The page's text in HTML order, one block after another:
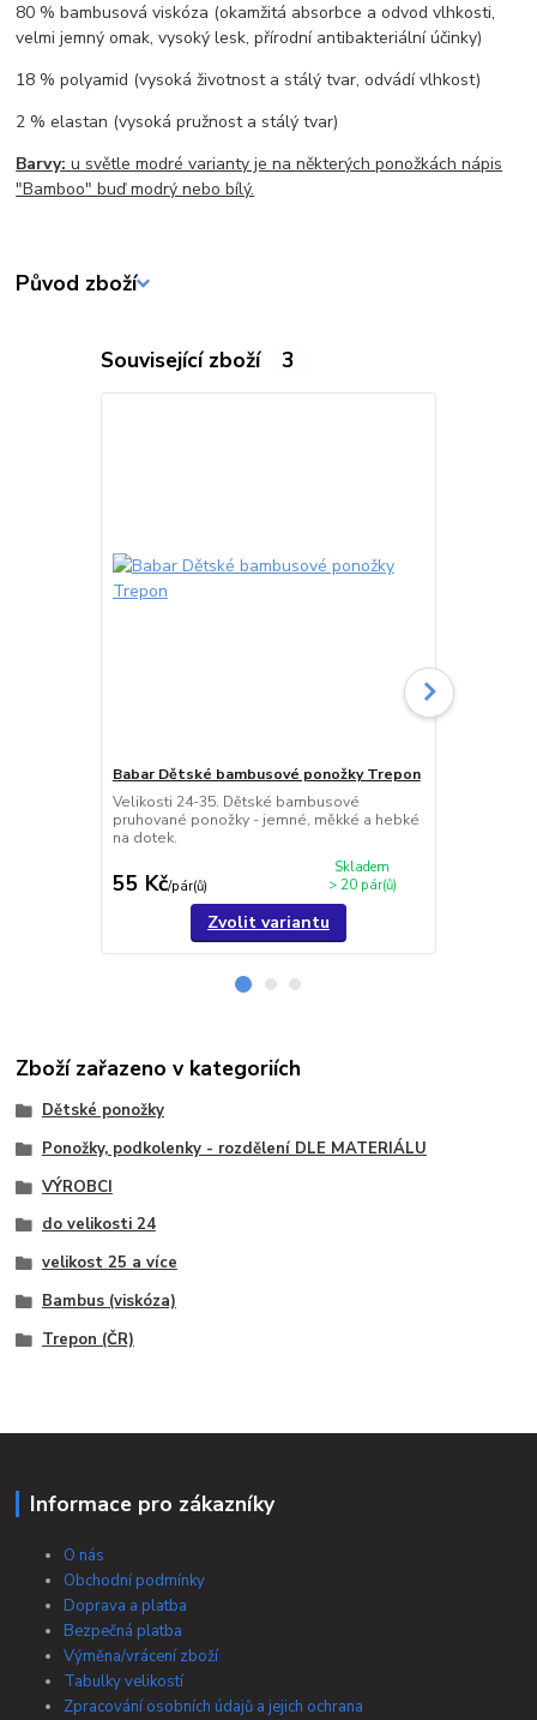
80 % bambusová viskóza (okamžitá absorbce a odvod vlhkosti,
velmi jemný omak, vysoký lesk, přírodní antibakteriální účinky)
18 % polyamid (vysoká životnost a stálý tvar, odvádí vlhkost)
2 % elastan (vysoká pružnost a stálý tvar)
Barvy:u světle modré varianty je na některých ponožkách nápis
"Bamboo" buď modrý nebo bílý.
Původ zboží
Související zboží 3
Babar Dětské bambusové ponožky Trepon
Velikosti 24-35. Dětské bambusové
pruhované ponožky - jemné, měkké a hebké
na dotek.
55 Kč/pár(ů)
Skladem
> 20 pár(ů)
Zvolit variantu
Zboží zařazeno v kategoriích
Dětské ponožky
Ponožky, podkolenky - rozdělení DLE MATERIÁLU
VÝROBCI
do velikosti 24
velikost 25 a více
Bambus (viskóza)
Trepon (ČR)
Informace pro zákazníky
O nás
Obchodní podmínky
Doprava a platba
Bezpečná platba
Výměna/vrácení zboží
Tabulky velikostí
Zpracování osobních údajů a jejich ochrana